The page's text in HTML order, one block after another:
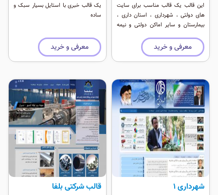
این قالب یک قالب مناسب برای سایت
های دولتی ، شهرداری ، استان داری ،
بیمارستان و سایر اماکن دولتی و نیمه
ریسپانسیو از جمله مزیات این قالب
است.
معرفی و خرید
یک قالب خبری با استایل بسیار سبک و
ساده
معرفی و خرید
شهرداری 1 قالب شرکتی بلفا